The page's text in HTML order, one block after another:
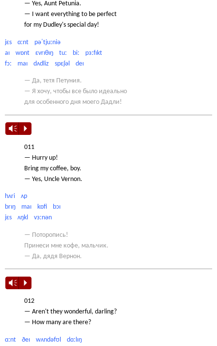
— Yes, Aunt Petunia.
— I want everything to be perfect
for my Dudley's special day!
jɛs ɑːnt pəˈtjuːniə
aɪ wɒnt ɛvrɪθɪŋ tuː biː pɜːfɪkt
fɔː maɪ dʌdliz spɛʃəl deɪ
— Да, тетя Петуния.
— Я хочу, чтобы все было идеально
для особенного дня моего Дадли!
Vm P
011
— Hurry up!
Bring my coffee, boy.
— Yes, Uncle Vernon.
hʌri ʌp
brɪŋ maɪ kɒfi bɔɪ
jɛs ʌŋkl vɜːnən
— Поторопись!
Принеси мне кофе, мальчик.
— Да, дядя Вернон.
Vm P
012
— Aren't they wonderful, darling?
— How many are there?
ɑːnt ðeɪ wʌndəfʊl dɑːlɪŋ